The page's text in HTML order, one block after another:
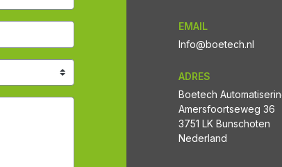
EMAIL
Info@boetech.nl
ADRES
Boetech
Amersfoortseweg 36
3751 LK Bunschoten
Nederland